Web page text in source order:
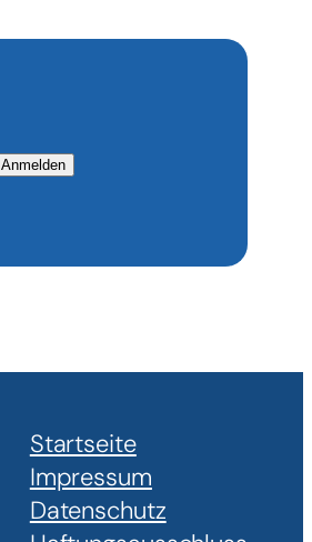
Anmelden
Startseite
Impressum
Datenschutz